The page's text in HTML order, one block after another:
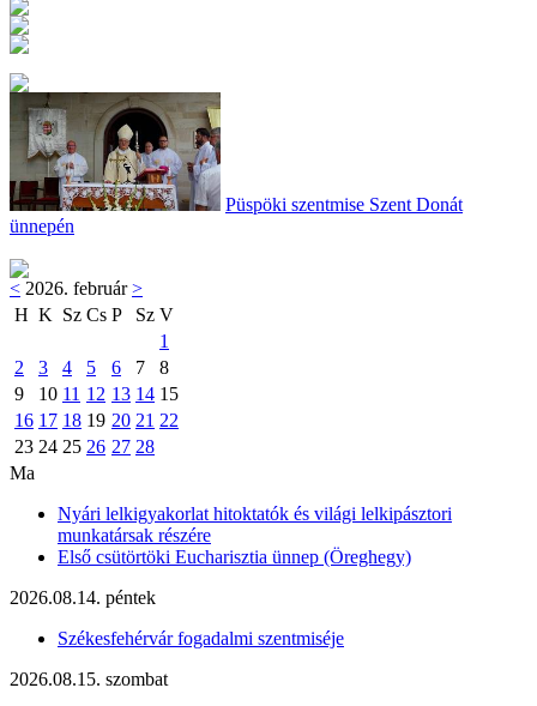
Püspöki szentmise Szent Donát
ünnepén
< 2026. február>
H K Sz Cs P Sz V
1
2
3 4 5 6 7
8
9
10 11 12 13 14 15
16 17 18 19 20 21 22
23 24 25 26 27 28
Ma
Nyári lelkigyakorlat hitoktatók és világi lelkipásztori
munkatársak részére
Első csütörtöki Eucharisztia ünnep (Öreghegy)
2026.08.14. péntek
Székesfehérvár fogadalmi szentmiséje
2026.08.15. szombat